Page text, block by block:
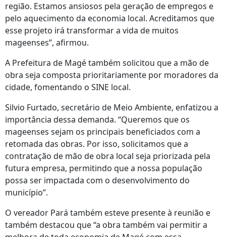
região. Estamos ansiosos pela geração de empregos e
pelo aquecimento da economia local. Acreditamos que
esse projeto irá transformar a vida de muitos
mageenses”, afirmou.
A Prefeitura de Magé também solicitou que a mão de
obra seja composta prioritariamente por moradores da
cidade, fomentando o SINE local.
Silvio Furtado, secretário de Meio Ambiente, enfatizou a
importância dessa demanda. “Queremos que os
mageenses sejam os principais beneficiados com a
retomada das obras. Por isso, solicitamos que a
contratação de mão de obra local seja priorizada pela
futura empresa, permitindo que a nossa população
possa ser impactada com o desenvolvimento do
município”.
O vereador Pará também esteve presente à reunião e
também destacou que “a obra também vai permitir a